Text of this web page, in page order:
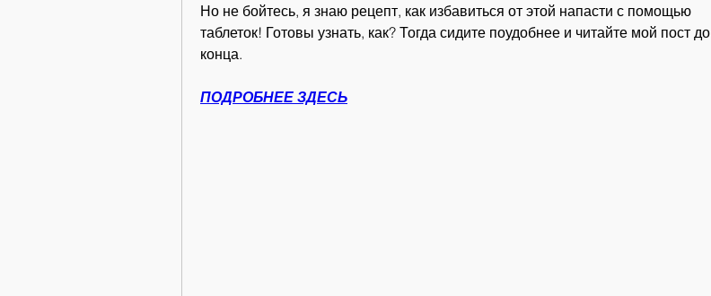
Но не бойтесь, я знаю рецепт, как избавиться от этой напасти с помощью
таблеток! Готовы узнать, как? Тогда сидите поудобнее и читайте мой пост до
конца.
ПОДРОБНЕЕ ЗДЕСЬ